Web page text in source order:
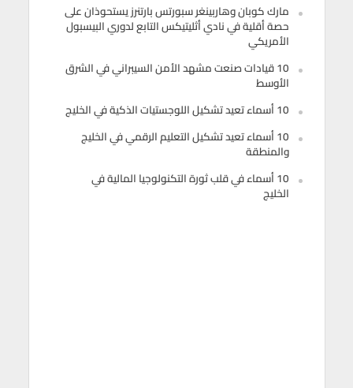
مارك كوبان وهاربينغر سبورتس بارتنرز يستحوذان على
حصة أقلية في نادي أثليتيكس التابع لدوري البيسبول
الأمريكي
10 قيادات صنعت مشهد الأمن السيبراني في الشرق
الأوسط
10 أسماء تعيد تشكيل اللوجستيات الذكية في الخليج
10 أسماء تعيد تشكيل التعليم الرقمي في الخليج
والمنطقة
10 أسماء في قلب ثورة التكنولوجيا المالية في
الخليج